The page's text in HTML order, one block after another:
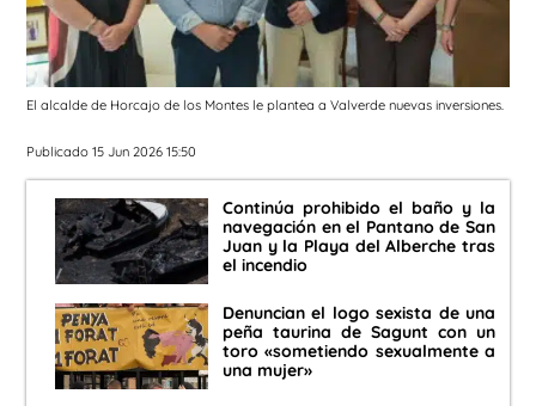
El alcalde de Horcajo de los Montes le plantea a Valverde nuevas inversiones.
Publicado 15 Jun 2026 15:50
Continúa prohibido el baño y la
navegación en el Pantano de San
Juan y la Playa del Alberche tras
el incendio
Denuncian el logo sexista de una
peña taurina de Sagunt con un
toro «sometiendo sexualmente a
una mujer»